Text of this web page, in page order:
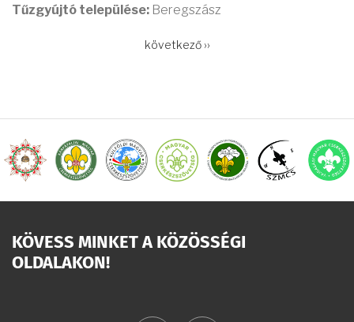
Tűzgyújtó települése: Beregszász
Következő
következő ››
KÖVESS MINKET A KÖZÖSSÉGI
OLDALAKON!